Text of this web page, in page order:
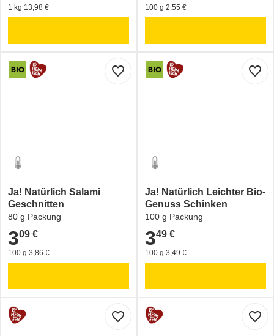
1 kg 13,98 € 100 g 2,55 €
favorite_border
Ja! Natürlich Salami
Geschnitten
80 g Packung
3,09 €
309 €
100 g 3,86 €
favorite_border
Ja! Natürlich Leichter Bio-
Genuss Schinken
100 g Packung
3,49 €
349 €
100 g 3,49 €
favorite_border favorite_border